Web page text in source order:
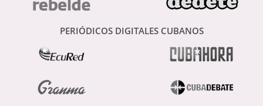
PERIÓDICOS DIGITALES CUBANOS